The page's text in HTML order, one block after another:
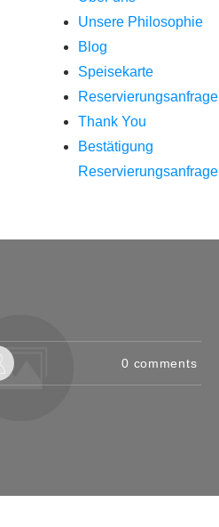
Unsere Philosophie
Blog
Speisekarte
Reservierungsanfrage
Thank You
Bestätigung
Reservierungsanfrage
0 comments